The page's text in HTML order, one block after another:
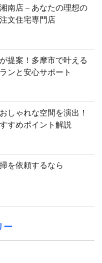
南店 – あなたの理想の
文住宅専門店
提案！多摩市で叶える
ンと安心サポート
しゃれな空間を演出！
すめポイント解説
を依頼するなら
ー